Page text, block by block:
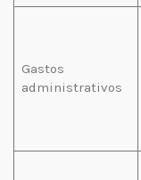
Gastos
administrativos